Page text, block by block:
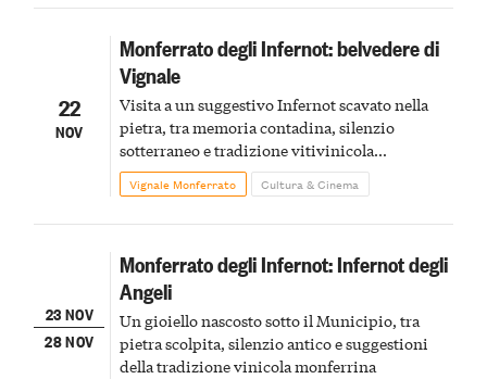
22
NOV
Monferrato degli Infernot: belvedere di
Vignale
Visita a un suggestivo Infernot scavato nella
pietra, tra memoria contadina, silenzio
sotterraneo e tradizione vitivinicola
monferrina
Vignale Monferrato Cultura & Cinema
23 NOV
28 NOV
Monferrato degli Infernot: Infernot degli
Angeli
Un gioiello nascosto sotto il Municipio, tra
pietra scolpita, silenzio antico e suggestioni
della tradizione vinicola monferrina